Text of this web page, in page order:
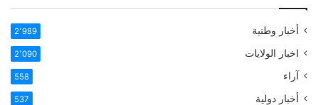
أخبار وطنية 2٬989
اخبار الولايات 2٬090
آراء 558
أخبار دولية 537